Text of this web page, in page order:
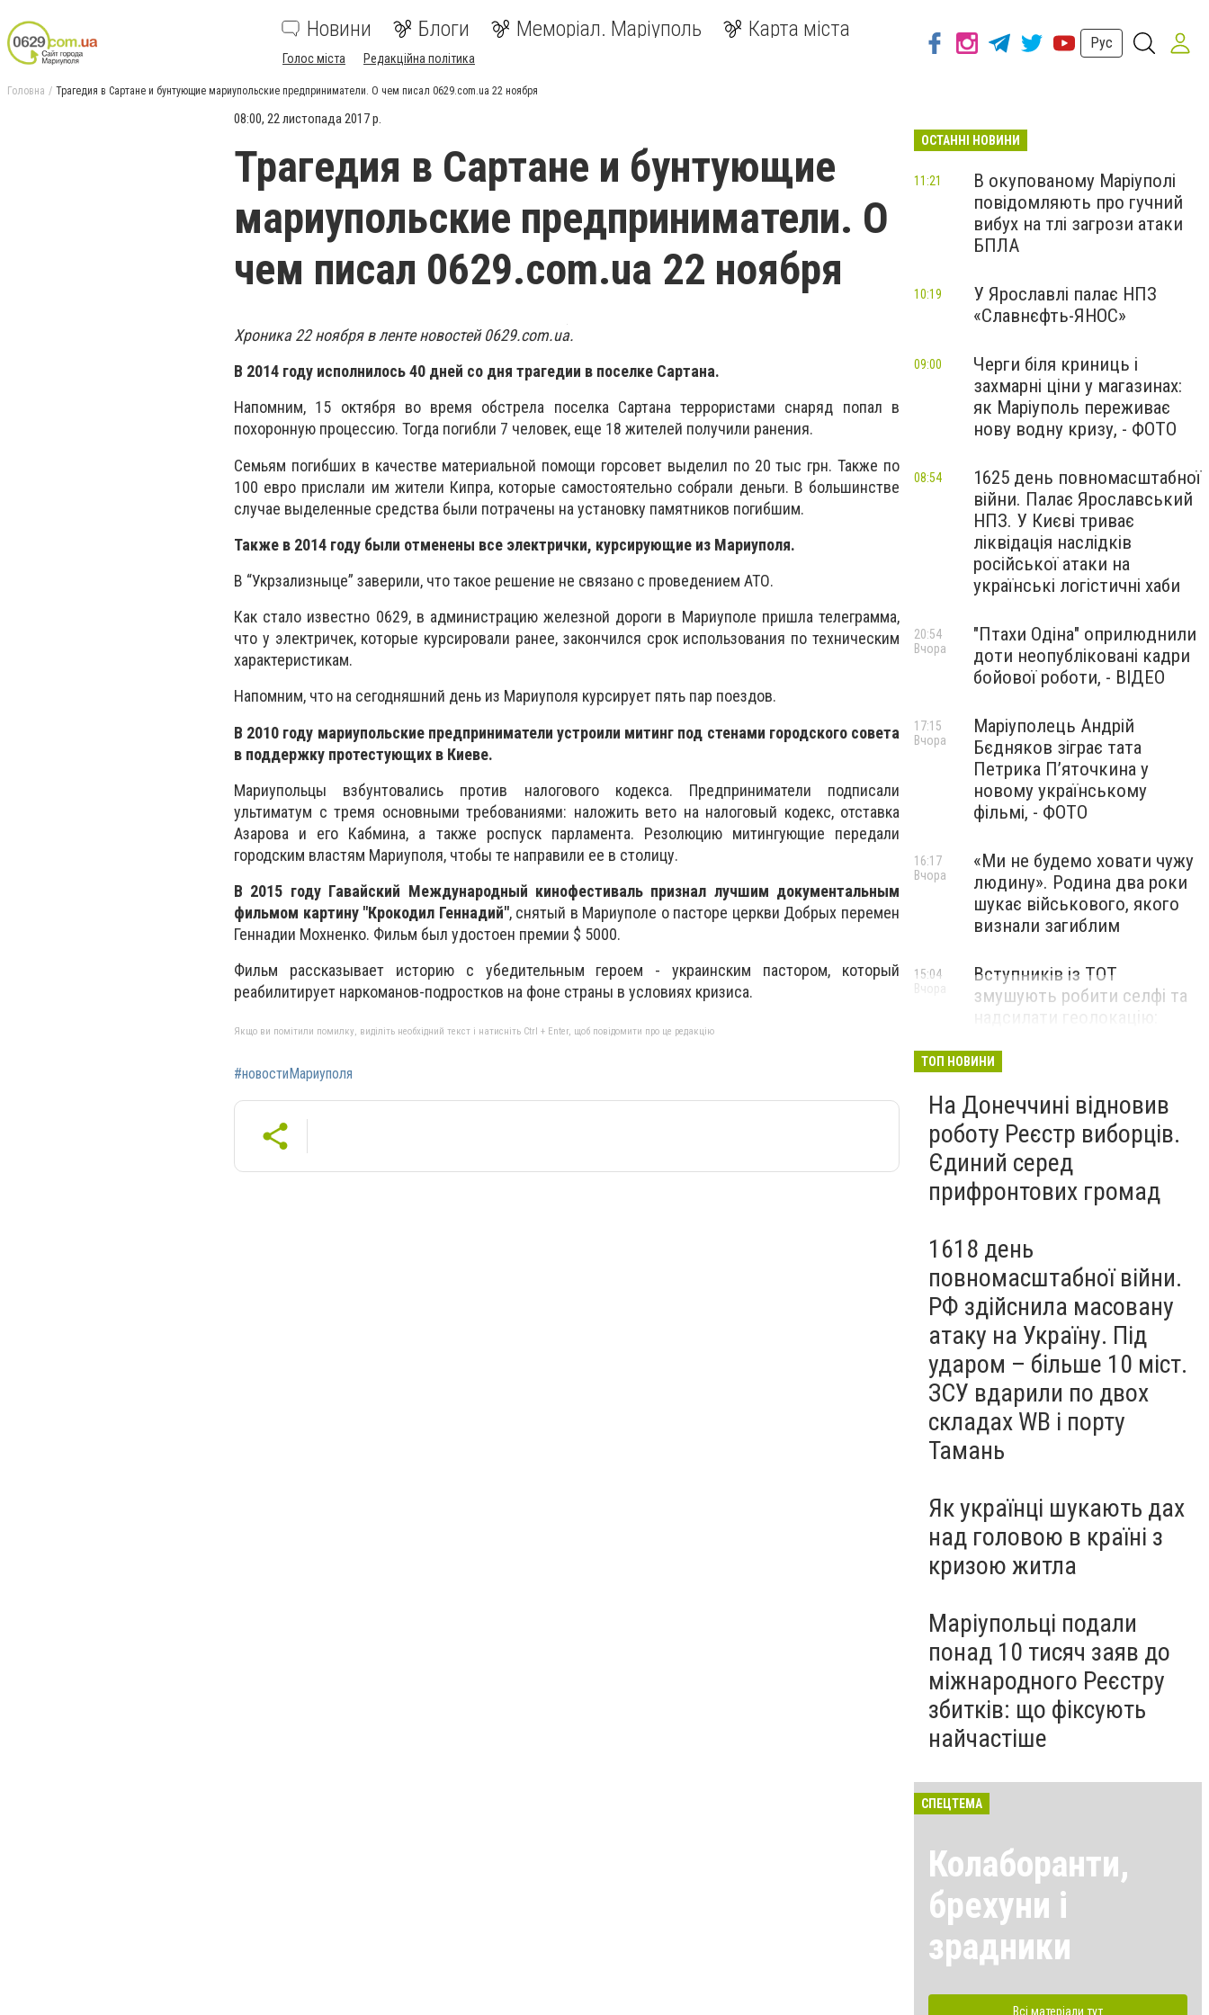
Новини Блоги Меморіал. Маріуполь Карта міста
Голос міста Редакційна політика
Рус
Головна Трагедия в Сартане и бунтующие мариупольские предприниматели. О чем писал 0629.com.ua 22 ноября
08:00, 22 листопада 2017 р.
Трагедия в Сартане и бунтующие
мариупольские предприниматели. О
чем писал 0629.com.ua 22 ноября
Хроника 22 ноября в ленте новостей 0629.com.ua.
В 2014 году исполнилось 40 дней со дня трагедии в поселке Сартана.
Напомним, 15 октября во время обстрела поселка Сартана террористами снаряд попал в
похоронную процессию. Тогда погибли 7 человек, еще 18 жителей получили ранения.
Семьям погибших в качестве материальной помощи горсовет выделил по 20 тыс грн. Также по
100 евро прислали им жители Кипра, которые самостоятельно собрали деньги. В большинстве
случае выделенные средства были потрачены на установку памятников погибшим.
Также в 2014 году были отменены все электрички, курсирующие из Мариуполя.
В “Укрзализныце” заверили, что такое решение не связано с проведением АТО.
Как стало известно 0629, в администрацию железной дороги в Мариуполе пришла телеграмма,
что у электричек, которые курсировали ранее, закончился срок использования по техническим
характеристикам.
Напомним, что на сегодняшний день из Мариуполя курсирует пять пар поездов.
В 2010 году мариупольские предприниматели устроили митинг под стенами городского совета
в поддержку протестующих в Киеве.
Мариупольцы взбунтовались против налогового кодекса. Предприниматели подписали
ультиматум с тремя основными требованиями: наложить вето на налоговый кодекс, отставка
Азарова и его Кабмина, а также роспуск парламента. Резолюцию митингующие передали
городским властям Мариуполя, чтобы те направили ее в столицу.
В 2015 году Гавайский Международный кинофестиваль признал лучшим документальным
фильмом картину "Крокодил Геннадий", снятый в Мариуполе о пасторе церкви Добрых перемен
Геннадии Мохненко. Фильм был удостоен премии $ 5000.
Фильм рассказывает историю с убедительным героем - украинским пастором, который
реабилитирует наркоманов-подростков на фоне страны в условиях кризиса.
Якщо ви помітили помилку, виділіть необхідний текст і натисніть Ctrl + Enter, щоб повідомити про це редакцію
#новостиМариуполя
ОСТАННІ НОВИНИ
В окупованому Маріуполі
повідомляють про гучний
вибух на тлі загрози атаки
БПЛА
11:21
У Ярославлі палає НПЗ
«Славнєфть-ЯНОС»
10:19
Черги біля криниць і
захмарні ціни у магазинах:
як Маріуполь переживає
нову водну кризу, - ФОТО
09:00
1625 день повномасштабної
війни. Палає Ярославський
НПЗ. У Києві триває
ліквідація наслідків
російської атаки на
українські логістичні хаби
08:54
"Птахи Одіна" оприлюднили
доти неопубліковані кадри
бойової роботи, - ВІДЕО
20:54
Вчора
Маріуполець Андрій
Бєдняков зіграє тата
Петрика П’яточкина у
новому українському
фільмі, - ФОТО
17:15
Вчора
«Ми не будемо ховати чужу
людину». Родина два роки
шукає військового, якого
визнали загиблим
16:17
Вчора
Вступників із ТОТ
змушують робити селфі та
до МОН
15:04
Вчора
ТОП НОВИНИ
На Донеччині відновив
роботу Реєстр виборців.
Єдиний серед
прифронтових громад
1618 день
повномасштабної війни.
РФ здійснила масовану
атаку на Україну. Під
ударом – більше 10 міст.
ЗСУ вдарили по двох
складах WB і порту
Тамань
Як українці шукають дах
над головою в країні з
кризою житла
Маріупольці подали
понад 10 тисяч заяв до
міжнародного Реєстру
збитків: що фіксують
найчастіше
СПЕЦТЕМА
Колаборанти,
брехуни і
зрадники
Всі матеріали тут